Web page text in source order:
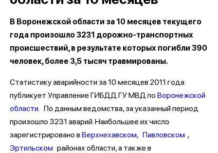
В Воронежской области за 10 месяцев текущего
года произошло 3231 дорожно-транспортных
происшествий, в результате которых погибли 390
человек, более 3,5 тысяч травмированы.
Статистику аварийности за 10 месяцев 2011 года
публикует Управление ГИБДД ГУ МВД по Воронежской
области. По данным ведомства, за указанный период
произошло 3231 аварий. Наибольшее их число
зарегистрировано в Верхнехавском, Павловском ,
Эртильском районах области, а также в